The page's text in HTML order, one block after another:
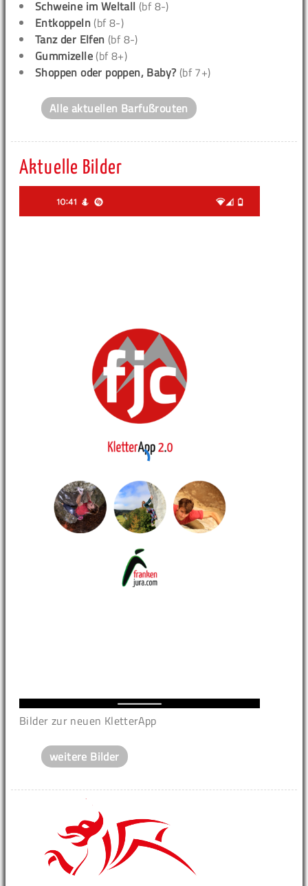
Schweine im Weltall (bf 8-)
Entkoppeln (bf 8-)
Tanz der Elfen (bf 8-)
Gummizelle (bf 8+)
Shoppen oder poppen, Baby? (bf 7+)
Alle aktuellen Barfußrouten
Aktuelle Bilder
Bilder zur neuen KletterApp
weitere Bilder